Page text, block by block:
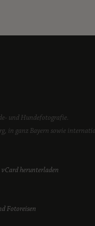
und Hundefotografie.
in ganz Bayern sowie
vCard herunterladen
Fotoreisen